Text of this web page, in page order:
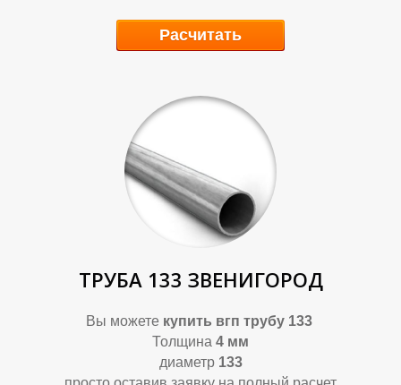
О
Расчитать
ТРУБА 133 ЗВЕНИГОРОД
Вы можете купить вгп трубу 133
Толщина 4 мм
диаметр133
О